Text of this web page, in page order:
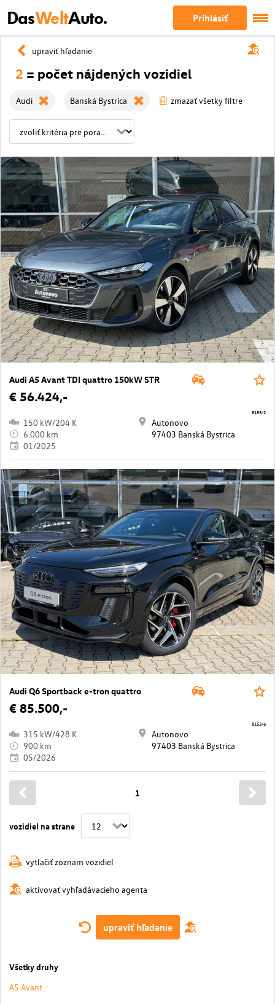
DasWeltAuto. Prihlásiť
upraviť hľadanie
2 = počet nájdených vozidiel
Audi Banská Bystrica zmazať všetky filtre
Audi A5 Avant TDI quattro 150kW STR
€ 56.424,-
150 kW/204 K
6.000 km
01/2025
Autonovo
97403 Banská Bystrica
8153/2
Audi Q6 Sportback e-tron quattro
€ 85.500,-
315 kW/428 K
900 km
05/2026
Autonovo
97403 Banská Bystrica
8153/6
vozidiel na strane
1
vytlačiť zoznam vozidiel
aktivovať vyhľadávacieho agenta
upraviť hľadanie
Všetky druhy
A5 Avant